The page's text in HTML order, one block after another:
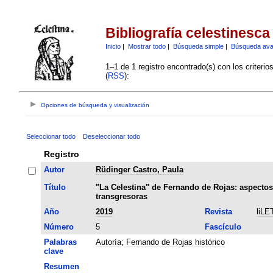
Bibliografía celestinesca
Inicio| Mostrar todo| Búsqueda simple| Búsqueda
1–1 de 1 registro encontrado(s) con los
(RSS):
Opciones de búsqueda y visualización
Seleccionar todo Deseleccionar todo
Registro
Autor
Rüdinger Castro, Paula
Título
"La Celestina" de Fernando de Rojas:
transgresoras
Año
2019 Revista
Número
5
Fascículo
Palabras
clave
Autoría; Fernando de Rojas histórico
Resumen